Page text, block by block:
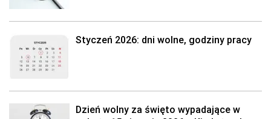
Styczeń 2026: dni wolne, godziny pracy
Dzień wolny za święto wypadające w